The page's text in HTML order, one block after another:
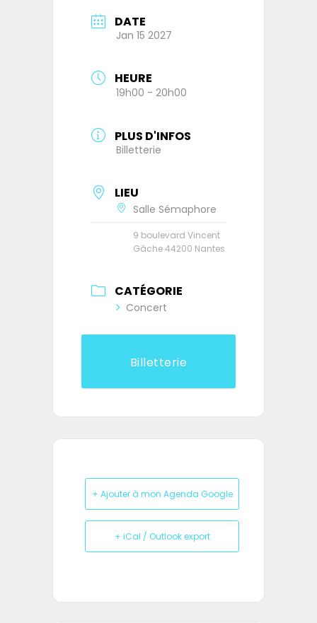
DATE
Jan 15 2027
HEURE
19h00 - 20h00
PLUS D'INFOS
Billetterie
LIEU
Salle Sémaphore
9 boulevard Vincent
Gâche 44200 Nantes
CATÉGORIE
Concert
Billetterie
+ Ajouter à mon Agenda Google
+ iCal / Outlook export